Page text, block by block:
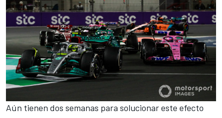
Aún tienen dos semanas para solucionar este efecto